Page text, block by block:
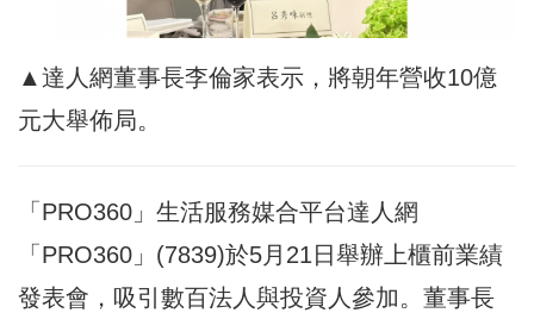
▲達人網董事長李倫家表示，將朝年營收10億
元大舉佈局。
「PRO360」生活服務媒合平台達人網
「PRO360」(7839)於5月21日舉辦上櫃前業績
發表會，吸引數百法人與投資人參加。董事長